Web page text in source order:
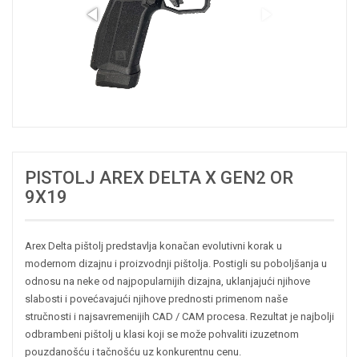
PISTOLJ AREX DELTA X GEN2 OR
9X19
Arex Delta pištolj predstavlja konačan evolutivni korak u
modernom dizajnu i proizvodnji pištolja. Postigli su poboljšanja u
odnosu na neke od najpopularnijih dizajna, uklanjajući njihove
slabosti i povećavajući njihove prednosti primenom naše
stručnosti i najsavremenijih CAD / CAM procesa. Rezultat je najbolji
odbrambeni pištolj u klasi koji se može pohvaliti izuzetnom
pouzdanošću i tačnošću uz konkurentnu cenu.